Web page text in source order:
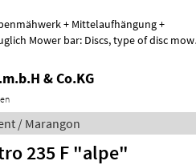
+ Mittelaufhängung +
& Co.KG
/ Marangon
235 F "alpe"